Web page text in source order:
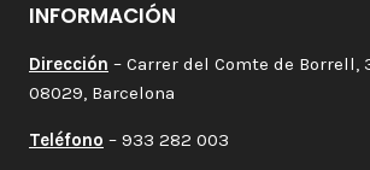
INFORMACIÓN
Dirección – Carrer del Comte de Borrell,
08029, Barcelona
Teléfono – 933 282 003